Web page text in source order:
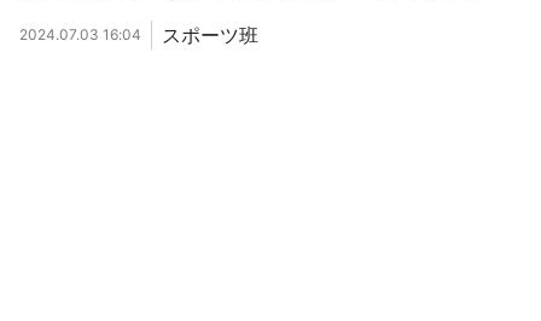
2024.07.03 16:04 スポーツ班